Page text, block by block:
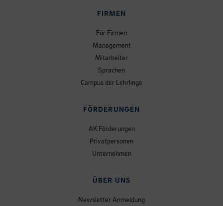
FIRMEN
Für Firmen
Management
Mitarbeiter
Sprachen
Campus der Lehrlinge
FÖRDERUNGEN
AK Förderungen
Privatpersonen
Unternehmen
ÜBER UNS
Newsletter Anmeldung